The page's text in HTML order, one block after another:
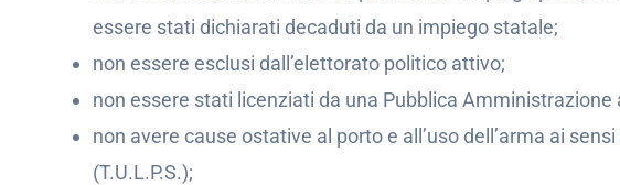
essere stati dichiarati decaduti da un impiego statale;
non essere esclusi dall’elettorato politico attivo;
non essere stati licenziati da una Pubblica
non avere cause ostative al porto e all’uso dell’arma ai
(T.U.L.P.S.);